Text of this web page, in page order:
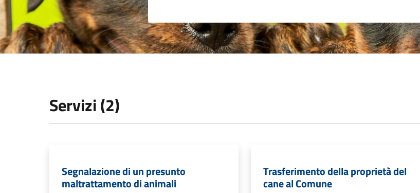
Servizi (2)
Segnalazione di un presunto
maltrattamento di animali
Trasferimento della proprietà del
cane al Comune